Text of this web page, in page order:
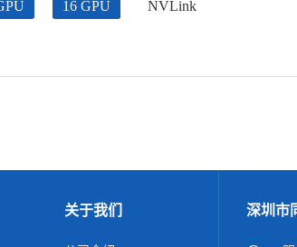
16 GPU NVLink
关于我们 深圳市